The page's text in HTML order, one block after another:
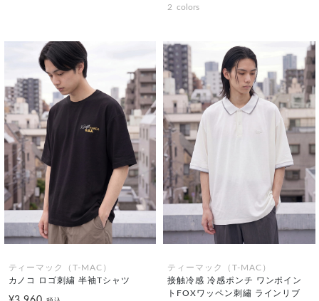
2 colors
ティーマック（T-MAC）
カノコ ロゴ刺繍 半袖Tシャツ
ティーマック（T-MAC）
接触冷感 冷感ポンチ ワンポイン
トFOXワッペン刺繡 ラインリブ